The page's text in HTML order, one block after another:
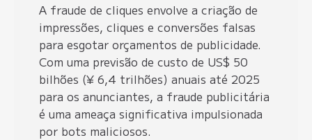
A fraude de cliques envolve a criação de
impressões, cliques e conversões falsas
para esgotar orçamentos de publicidade.
Com uma previsão de custo de US$ 50
bilhões (¥ 6,4 trilhões) anuais até 2025
para os anunciantes, a fraude publicitária
é uma ameaça significativa impulsionada
por bots maliciosos.